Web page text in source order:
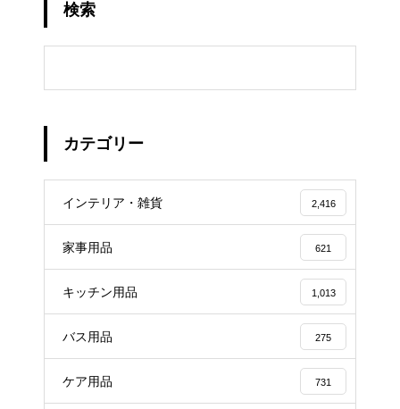
検索
カテゴリー
インテリア・雑貨 2,416
家事用品 621
キッチン用品 1,013
バス用品 275
ケア用品 731